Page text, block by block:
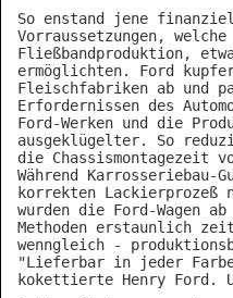
So enstand jene
Vorraussetzungen,
Fließbandproduktion,
ermöglichten. Ford
Fleischfabriken ab und
Erfordernissen des
Ford-Werken und die
ausgeklügelter. So
die Chassismontagezeit
Während
korrekten Lackierprozeß
wurden die Ford-Wagen
Methoden erstaunlich
wenngleich -
"Lieferbar in jeder
kokettierte Henry Ford.